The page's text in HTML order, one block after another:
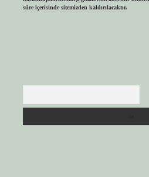
süre içerisinde sitemizden kaldırılacaktır.